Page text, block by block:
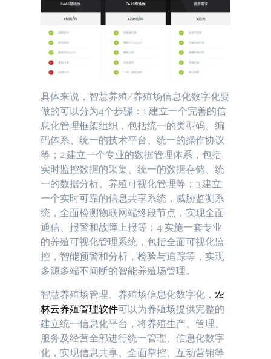
具体来说，智慧养殖/养殖场信息化数字化要
做的可以分为4个步骤：1.建立一个完善的信
息化管理框架组织，包括统一的类型码、编
码体系、统一的技术平台、统一的操作协议
等；2.建立一个专业的数据管理体系，包括
实时监控数据的采集、统一的数据存储、统
一的数据分析、养殖可视化管理等；3.建立
一个实时可靠的信息共享系统，威胁监测系
统，全面检测物联网端终段节点，实现全面
通信、报警和故障上报等；4.实施一套专业
的养殖可视化管理系统，包括全面可视化监
控，智能预警和分析，检验与追踪等，实现
多源多端不间断的智能养殖场管理。
智慧养殖场管理、养殖场信息化数字化，农
林云养殖管理软件可以为养殖场提供完整的
建立统一信息化平台，将养殖生产、管理、
服务及经营全部进行统一管理、信息化数字
化，实现信息共享、全面掌控、互动营销等